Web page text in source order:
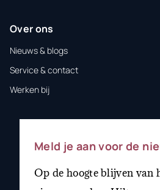
Over ons
Nieuws & blogs
Service & contact
Werken bij
Meld je aan voor de
Op de hoogte blijven van